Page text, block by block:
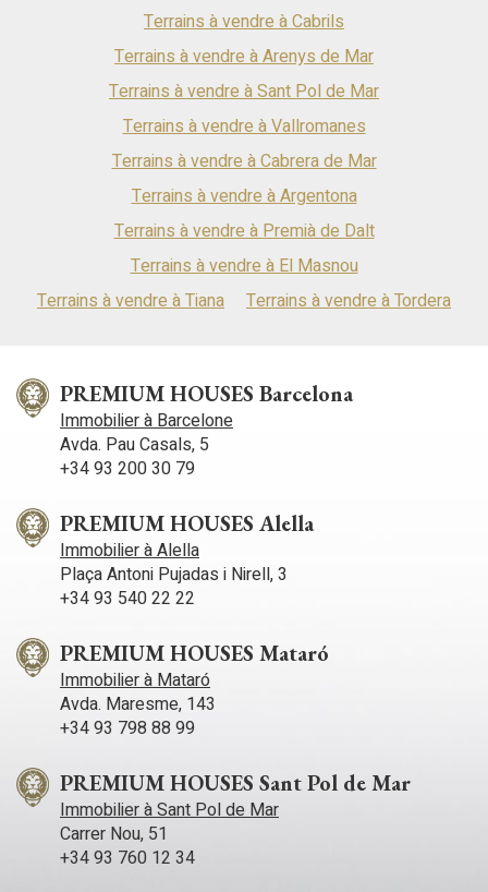
Terrains à vendre à Cabrils
Terrains à vendre à Arenys de Mar
Terrains à vendre à Sant Pol de Mar
Terrains à vendre à Vallromanes
Terrains à vendre à Cabrera de Mar
Terrains à vendre à Argentona
Terrains à vendre à Premià de Dalt
Terrains à vendre à El Masnou
Terrains à vendre à Tiana
Terrains à vendre à Tordera
PREMIUM HOUSES Barcelona
Immobilier à Barcelone
Avda. Pau Casals, 5
+34 93 200 30 79
PREMIUM HOUSES Alella
Immobilier à Alella
Plaça Antoni Pujadas i Nirell, 3
+34 93 540 22 22
PREMIUM HOUSES Mataró
Immobilier à Mataró
Avda. Maresme, 143
+34 93 798 88 99
PREMIUM HOUSES Sant Pol de Mar
Immobilier à Sant Pol de Mar
Carrer Nou, 51
+34 93 760 12 34